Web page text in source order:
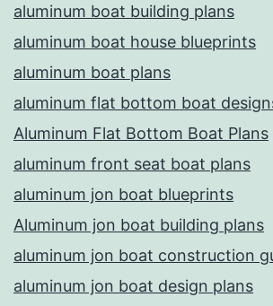
aluminum boat building plans
aluminum boat house blueprints
aluminum boat plans
aluminum flat bottom boat
Aluminum Flat Bottom Boat Plans
aluminum front seat boat plans
aluminum jon boat blueprints
Aluminum jon boat building plans
aluminum jon boat construction
aluminum jon boat design plans